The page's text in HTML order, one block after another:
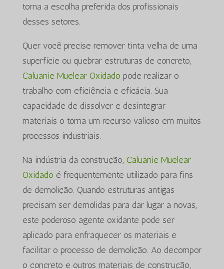
torna a escolha preferida dos profissionais
desses setores.
Quer você precise remover tinta velha de uma
superfície ou quebrar estruturas de concreto,
Caluanie Muelear Oxidado pode realizar o
trabalho com eficiência e eficácia. Sua
capacidade de dissolver e desintegrar
materiais o torna um recurso valioso em muitos
processos industriais.
Na indústria da construção, Caluanie Muelear
Oxidado é frequentemente utilizado para fins
de demolição. Quando estruturas antigas
precisam ser demolidas para dar lugar a novas,
este poderoso agente oxidante pode ser
aplicado para enfraquecer os materiais e
facilitar o processo de demolição. Ao decompor
o concreto e outros materiais de construção,